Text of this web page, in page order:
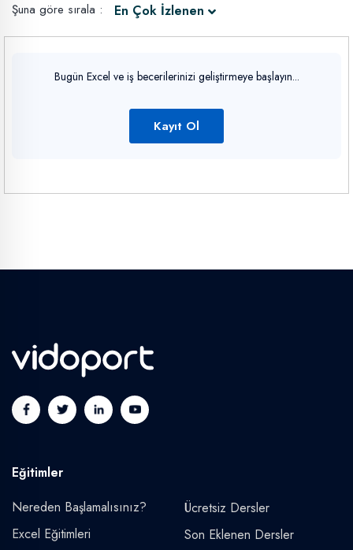
Şuna göre sırala : En Çok İzlenen
Bugün Excel ve iş becerilerinizi geliştirmeye başlayın...
Kayıt Ol
Eğitimler
Nereden Başlamalısınız?
Excel Eğitimleri
Ücretsiz Dersler
Son Eklenen Dersler